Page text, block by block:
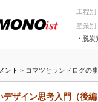
工程別
産業別
脱炭
つながる工場
つながるサービス
AI×設備保全
Physical AI
ント > コマツとランドログの
ザイン思考入門（後編